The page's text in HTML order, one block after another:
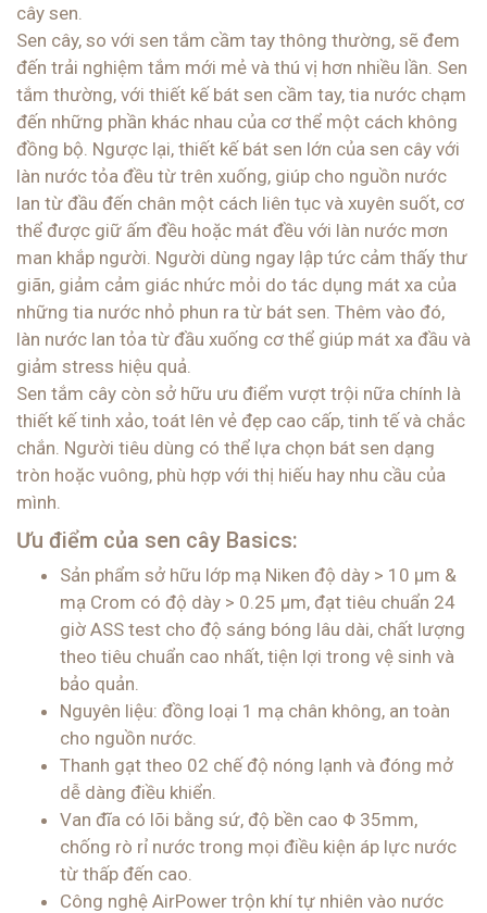
cây sen.
Sen cây, so với sen tắm cầm tay thông thường, sẽ đem
đến trải nghiệm tắm mới mẻ và thú vị hơn nhiều lần. Sen
tắm thường, với thiết kế bát sen cầm tay, tia nước chạm
đến những phần khác nhau của cơ thể một cách không
đồng bộ. Ngược lại, thiết kế bát sen lớn của sen cây với
làn nước tỏa đều từ trên xuống, giúp cho nguồn nước
lan từ đầu đến chân một cách liên tục và xuyên suốt, cơ
thể được giữ ấm đều hoặc mát đều với làn nước mơn
man khắp người. Người dùng ngay lập tức cảm thấy thư
giãn, giảm cảm giác nhức mỏi do tác dụng mát xa của
những tia nước nhỏ phun ra từ bát sen. Thêm vào đó,
làn nước lan tỏa từ đầu xuống cơ thể giúp mát xa đầu và
giảm stress hiệu quả.
Sen tắm cây còn sở hữu ưu điểm vượt trội nữa chính là
thiết kế tinh xảo, toát lên vẻ đẹp cao cấp, tinh tế và chắc
chắn. Người tiêu dùng có thể lựa chọn bát sen dạng
tròn hoặc vuông, phù hợp với thị hiếu hay nhu cầu của
mình.
Ưu điểm của sen cây Basics:
Sản phẩm sở hữu lớp mạ Niken độ dày > 10 μm &
mạ Crom có độ dày > 0.25 μm, đạt tiêu chuẩn 24
giờ ASS test cho độ sáng bóng lâu dài, chất lượng
theo tiêu chuẩn cao nhất, tiện lợi trong vệ sinh và
bảo quản.
Nguyên liệu: đồng loại 1 mạ chân không, an toàn
cho nguồn nước.
Thanh gạt theo 02 chế độ nóng lạnh và đóng mở
dễ dàng điều khiển.
Van đĩa có lõi bằng sứ, độ bền cao Φ 35mm,
chống rò rỉ nước trong mọi điều kiện áp lực nước
từ thấp đến cao.
Công nghệ AirPower trộn khí tự nhiên vào nước